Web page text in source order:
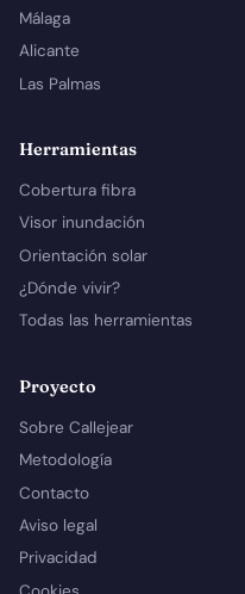
Málaga
Alicante
Las Palmas
Herramientas
Cobertura fibra
Visor inundación
Orientación solar
¿Dónde vivir?
Todas las herramientas
Proyecto
Sobre Callejear
Metodología
Contacto
Aviso legal
Privacidad